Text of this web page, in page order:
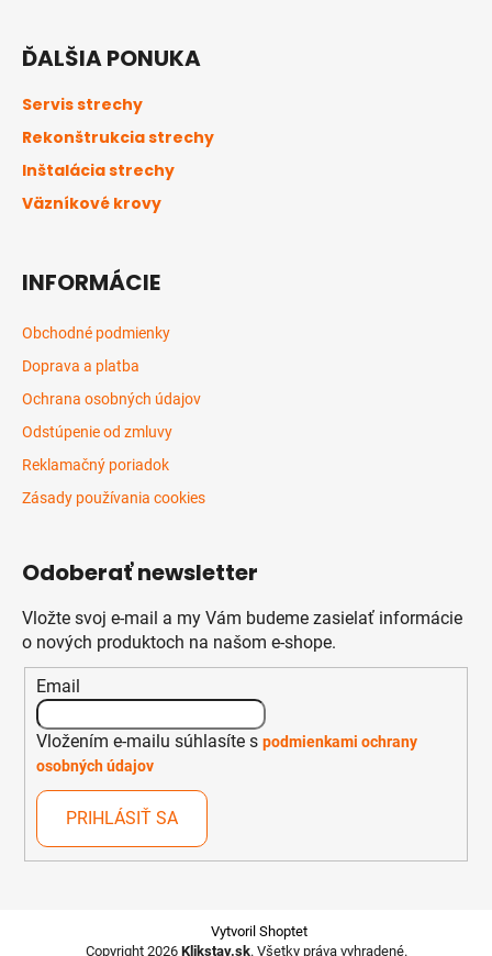
ĎALŠIA PONUKA
Servis strechy
Rekonštrukcia strechy
Inštalácia strechy
Väzníkové krovy
INFORMÁCIE
Obchodné podmienky
Doprava a platba
Ochrana osobných údajov
Odstúpenie od zmluvy
Reklamačný poriadok
Zásady používania cookies
Odoberať newsletter
Vložte svoj e-mail a my Vám budeme zasielať informácie
o nových produktoch na našom e-shope.
Email
Vložením e-mailu súhlasíte s podmienkami ochrany
osobných údajov
PRIHLÁSIŤ SA
Vytvoril Shoptet
Copyright 2026 Klikstav.sk. Všetky práva vyhradené.